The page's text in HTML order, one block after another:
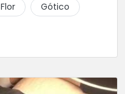
Flor
Gótico